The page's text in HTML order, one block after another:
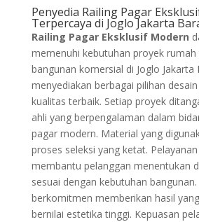
Penyedia Railing Pagar
Terpercaya di Joglo Jakarta
Railing Pagar Eksklusif Modern
memenuhi kebutuhan proyek
bangunan komersial di Joglo Jakarta
menyediakan berbagai pilihan
kualitas terbaik. Setiap proyek
ahli yang berpengalaman dalam
pagar modern. Material yang
proses seleksi yang ketat.
membantu pelanggan menentukan
sesuai dengan kebutuhan
berkomitmen memberikan hasil
bernilai estetika tinggi. Kepuasan